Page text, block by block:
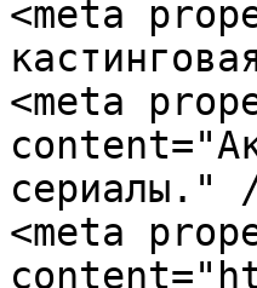
<meta
<meta
сериалы."
<meta